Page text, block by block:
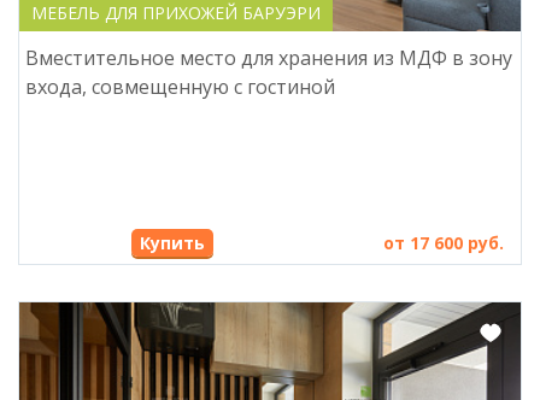
МЕБЕЛЬ ДЛЯ ПРИХОЖЕЙ БАРУЭРИ
Вместительное место для хранения из МДФ в зону
входа, совмещенную с гостиной
Купить от 17 600 руб.